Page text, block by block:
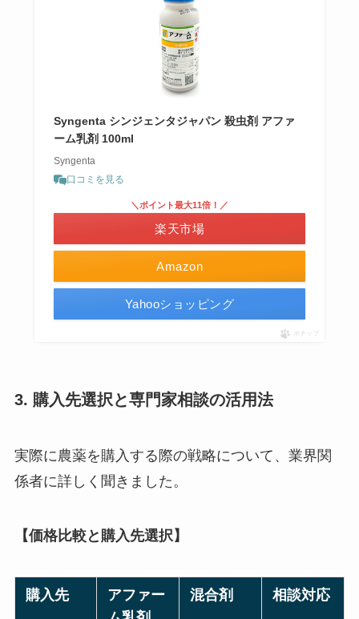
Syngenta シンジェンタジャパン 殺虫剤 アファ
ーム乳剤 100ml
Syngenta
口コミを見る
Amazon
＼ポイント最大11倍！／
楽天市場
Yahooショッピング
ポチップ
3. 購入先選択と専門家相談の活用法
実際に農薬を購入する際の戦略について、業界関
係者に詳しく聞きました。
【価格比較と購入先選択】
購入先
アファー
混合剤 相談対応